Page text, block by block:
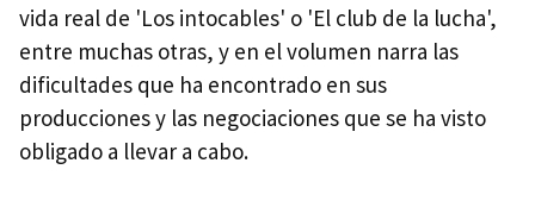
vida real de 'Los intocables' o 'El club de la lucha',
entre muchas otras, y en el volumen narra las
dificultades que ha encontrado en sus
producciones y las negociaciones que se ha visto
obligado a llevar a cabo.